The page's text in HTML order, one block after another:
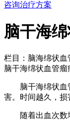
咨询治疗方案
脑干海
栏目：脑海绵状血
脑干海绵状血管
脑干海绵状血管
害。时间越久，损
随着出血次数增